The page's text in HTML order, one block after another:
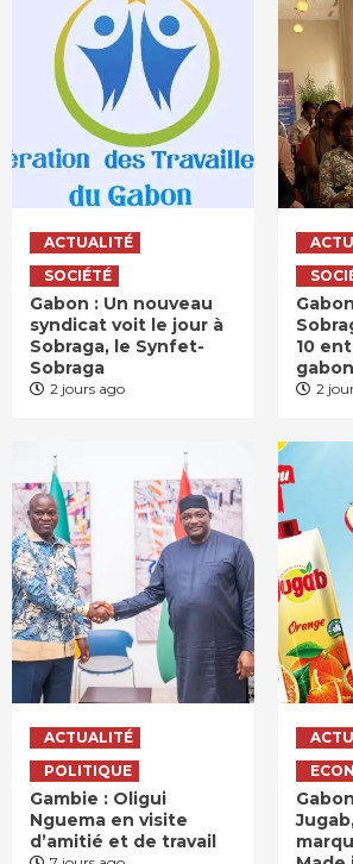
ACTUALITÉ
SOCIÉTÉ
Gabon : Un nouveau
syndicat voit le jour à
Sobraga, le Synfet-
Sobraga
2 jours ago
10
2
ACTUALITÉ
POLITIQUE
Gambie : Oligui
Nguema en visite
d’amitié et de travail